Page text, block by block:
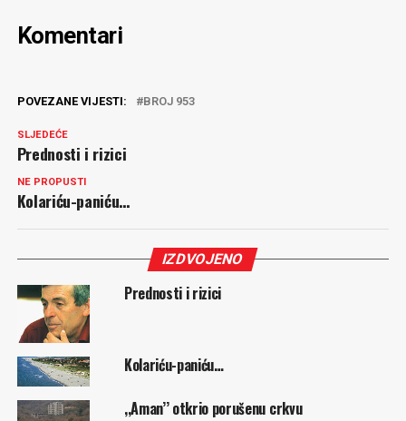
Komentari
POVEZANE VIJESTI: BROJ 953
SLJEDEĆE
Prednosti i rizici
NE PROPUSTI
Kolariću-paniću…
IZDVOJENO
Prednosti i rizici
Kolariću-paniću…
,,Aman’’ otkrio porušenu crkvu